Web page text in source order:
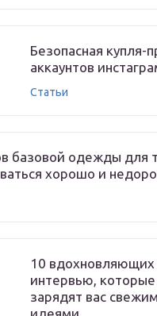
Безопасная купля-
аккаунтов
Статьи
базовой одежды для
хорошо и
10 вдохновляющих
интервью, которые
зарядят вас